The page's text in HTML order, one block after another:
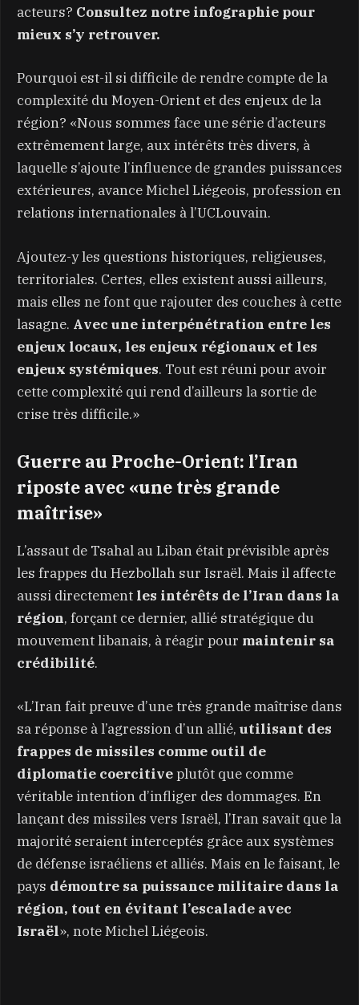
acteurs? Consultez notre infographie pour
mieux s’y retrouver.
Pourquoi est-il si difficile de rendre compte de la
complexité du Moyen-Orient et des enjeux de la
région? «Nous sommes face une série d’acteurs
extrêmement large, aux intérêts très divers, à
laquelle s’ajoute l’influence de grandes puissances
extérieures, avance Michel Liégeois, profession en
relations internationales à l’UCLouvain.
Ajoutez-y les questions historiques, religieuses,
territoriales. Certes, elles existent aussi ailleurs,
mais elles ne font que rajouter des couches à cette
lasagne. Avec une interpénétration entre les
enjeux locaux, les enjeux régionaux et les
enjeux systémiques. Tout est réuni pour avoir
cette complexité qui rend d’ailleurs la sortie de
crise très difficile.»
Guerre au Proche-Orient: l’Iran
riposte avec «une très grande
maîtrise»
L’assaut de Tsahal au Liban était prévisible après
les frappes du Hezbollah sur Israël. Mais il affecte
aussi directement les intérêts de l’Iran dans la
région, forçant ce dernier, allié stratégique du
mouvement libanais, à réagir pour maintenir sa
crédibilité.
«L’Iran fait preuve d’une très grande maîtrise dans
sa réponse à l’agression d’un allié, utilisant des
frappes de missiles comme outil de
diplomatie coercitiveplutôt que comme
véritable intention d’infliger des dommages. En
lançant des missiles vers Israël, l’Iran savait que la
majorité seraient interceptés grâce aux systèmes
de défense israéliens et alliés. Mais en le faisant, le
pays démontre sa puissance militaire dans la
région, tout en évitant l’escalade avec
Israël», note Michel Liégeois.